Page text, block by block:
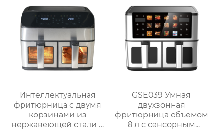
Интеллектуальная
фритюрница с двумя
корзинами из
нержавеющей стали и
GSE039 Умная
двухзонная
фритюрница объемом
8 л с сенсорным